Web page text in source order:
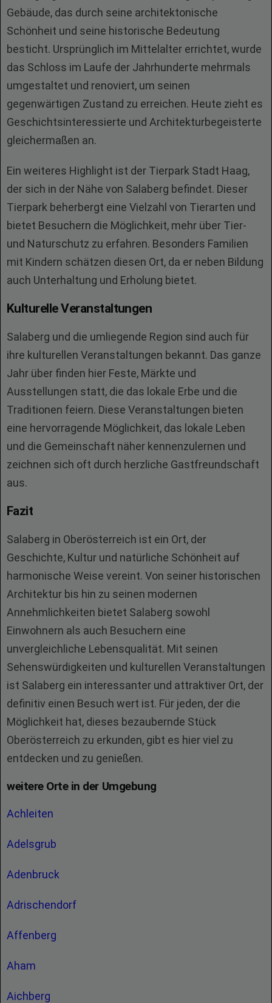
Gebäude, das durch seine architektonische
Schönheit und seine historische Bedeutung
besticht. Ursprünglich im Mittelalter errichtet, wurde
das Schloss im Laufe der Jahrhunderte mehrmals
umgestaltet und renoviert, um seinen
gegenwärtigen Zustand zu erreichen. Heute zieht es
Geschichtsinteressierte und Architekturbegeisterte
gleichermaßen an.
Ein weiteres Highlight ist der Tierpark Stadt Haag,
der sich in der Nähe von Salaberg befindet. Dieser
Tierpark beherbergt eine Vielzahl von Tierarten und
bietet Besuchern die Möglichkeit, mehr über Tier-
und Naturschutz zu erfahren. Besonders Familien
mit Kindern schätzen diesen Ort, da er neben Bildung
auch Unterhaltung und Erholung bietet.
Kulturelle Veranstaltungen
Salaberg und die umliegende Region sind auch für
ihre kulturellen Veranstaltungen bekannt. Das ganze
Jahr über finden hier Feste, Märkte und
Ausstellungen statt, die das lokale Erbe und die
Traditionen feiern. Diese Veranstaltungen bieten
eine hervorragende Möglichkeit, das lokale Leben
und die Gemeinschaft näher kennenzulernen und
zeichnen sich oft durch herzliche Gastfreundschaft
aus.
Fazit
Salaberg in Oberösterreich ist ein Ort, der
Geschichte, Kultur und natürliche Schönheit auf
harmonische Weise vereint. Von seiner historischen
Architektur bis hin zu seinen modernen
Annehmlichkeiten bietet Salaberg sowohl
Einwohnern als auch Besuchern eine
unvergleichliche Lebensqualität. Mit seinen
Sehenswürdigkeiten und kulturellen Veranstaltungen
ist Salaberg ein interessanter und attraktiver Ort, der
definitiv einen Besuch wert ist. Für jeden, der die
Möglichkeit hat, dieses bezaubernde Stück
Oberösterreich zu erkunden, gibt es hier viel zu
entdecken und zu genießen.
weitere Orte in der Umgebung
Achleiten
Adelsgrub
Adenbruck
Adrischendorf
Affenberg
Aham
Aichberg